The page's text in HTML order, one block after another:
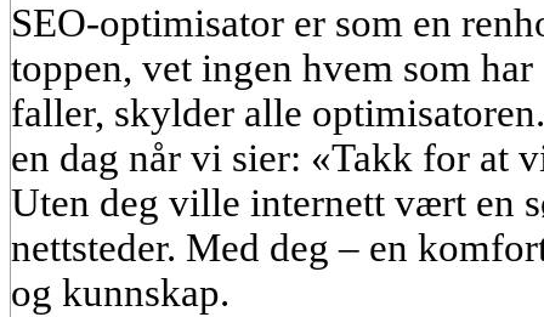
SEO-optimisator er som en
toppen, vet ingen hvem som
faller, skylder alle
en dag når vi sier: «Takk for at
Uten deg ville internett vært en
nettsteder. Med deg – en
og kunnskap.